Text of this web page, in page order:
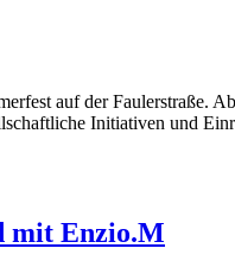
auf der
Initiativen und
mit Enzio.M